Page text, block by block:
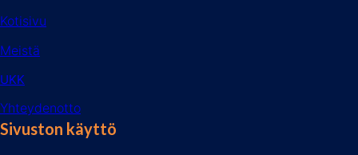
Kotisivu
Meistä
UKK
Yhteydenotto
Sivuston käyttö